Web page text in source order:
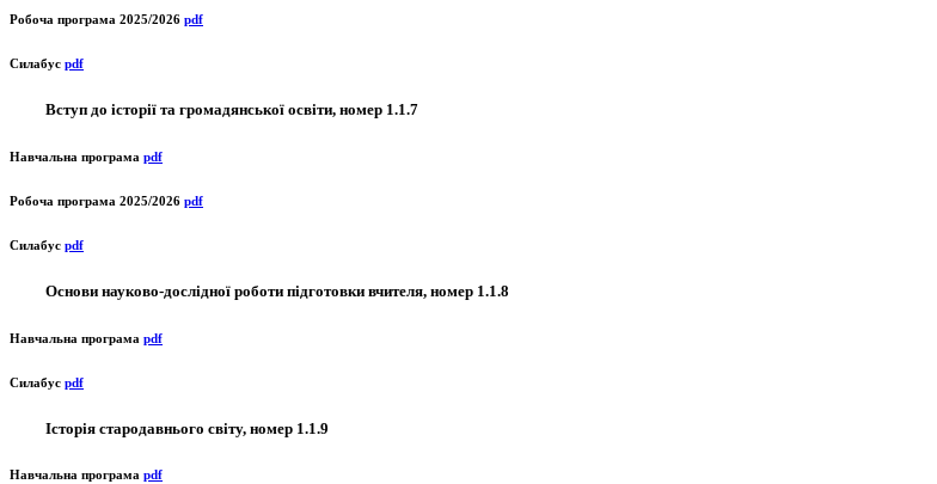
Робоча програма 2025/2026 pdf
Силабус pdf
Вступ до історії та громадянської освіти, номер 1.1.7
Навчальна програма pdf
Робоча програма 2025/2026 pdf
Силабус pdf
Основи науково-дослідної роботи підготовки вчителя, номер 1.1.8
Навчальна програма pdf
Силабус pdf
Історія стародавнього світу, номер 1.1.9
Навчальна програма pdf